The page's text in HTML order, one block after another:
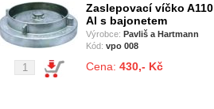
Zaslepovací víčko A110
Al s bajonetem
Výrobce: Pavliš a Hartmann
Kód: vpo 008
Cena: 430,- Kč